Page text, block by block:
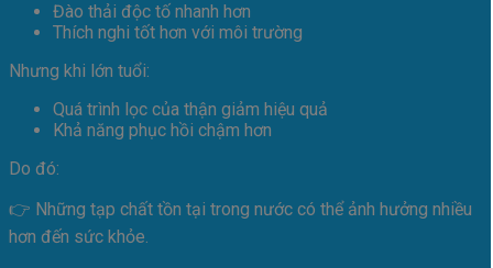
Đào thải độc tố nhanh hơn
Thích nghi tốt hơn với môi trường
Nhưng khi lớn tuổi:
Quá trình lọc của thận giảm hiệu quả
Khả năng phục hồi chậm hơn
Do đó:
👉 Những tạp chất tồn tại trong nước có thể ảnh hưởng nhiều
hơn đến sức khỏe.